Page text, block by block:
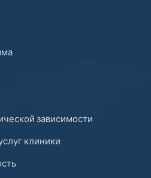
зависимости
клиники